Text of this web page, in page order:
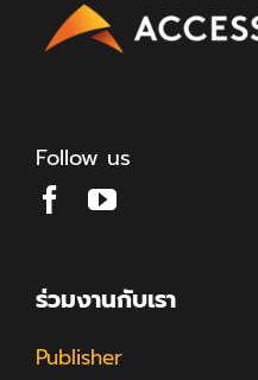
Follow us
ร่วมงานกับเรา
Publisher